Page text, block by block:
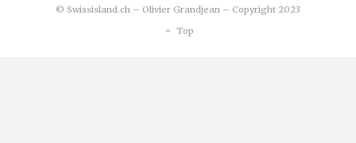
© Swissisland.ch – Olivier Grandjean – Copyright 2023
Top